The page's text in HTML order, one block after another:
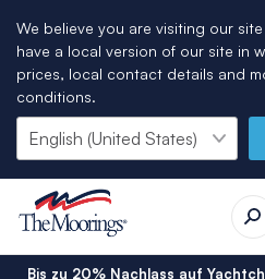
We believe you are visiting our
have a local version of our site in
prices, local contact details and
conditions.
Bis zu 20% Nachlass auf